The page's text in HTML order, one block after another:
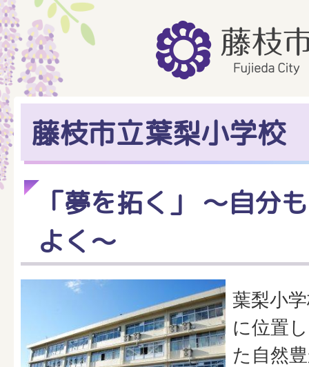
藤枝市立葉梨小学校
「夢を拓く」 ～自分
よく～
葉梨小
に位置
た自然